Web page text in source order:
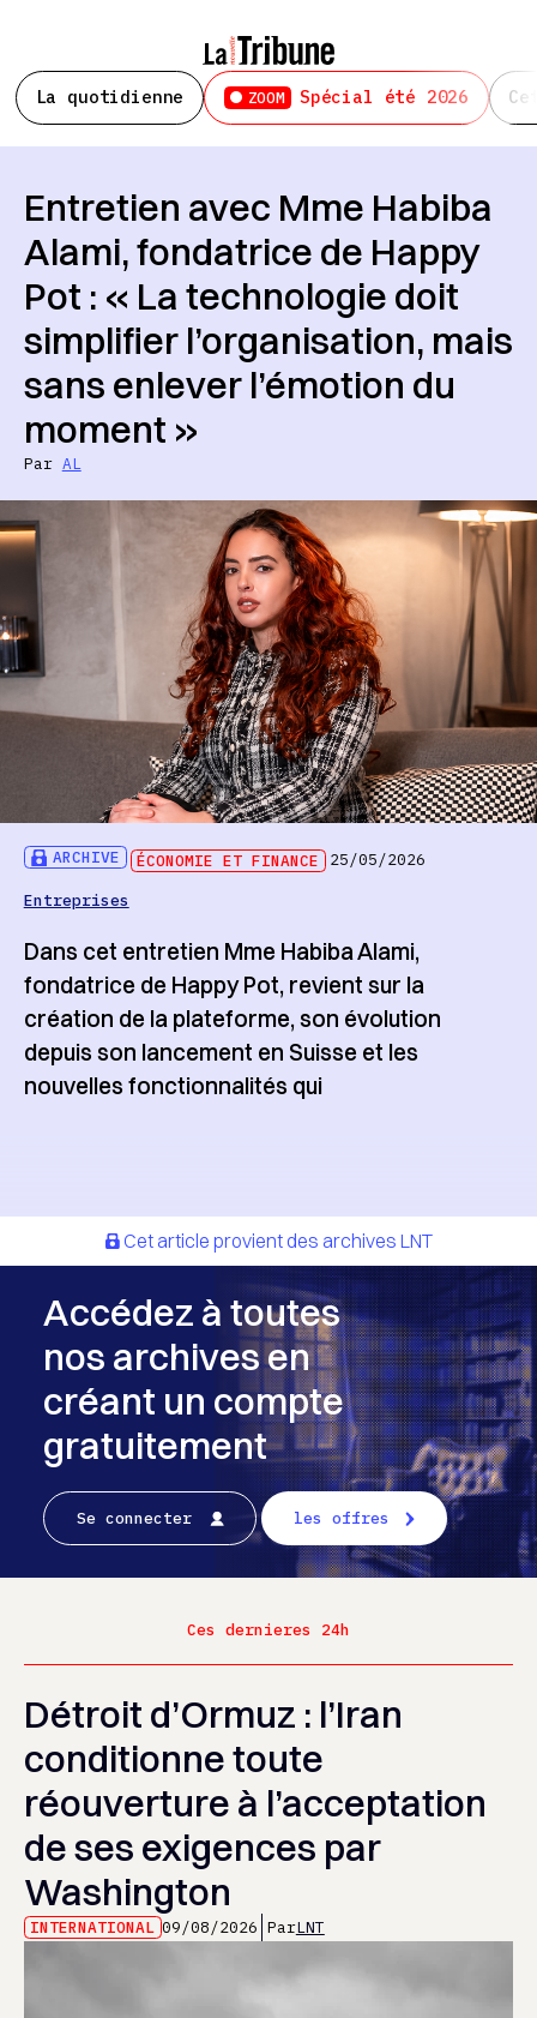
La quotidienne ZOOM Spécial été 2026
ARCHIVE ÉCONOMIE ET FINANCE
25/05/2026
Entreprises
Entretien avec Mme Habiba
Alami, fondatrice de Happy
Pot : « La technologie doit
simplifier l’organisation, mais
sans enlever l’émotion du
moment »
Par AL
Dans cet entretien Mme Habiba Alami,
fondatrice de Happy Pot, revient sur la
création de la plateforme, son évolution
depuis son lancement en Suisse et les
nouvelles fonctionnalités qui
Cet article provient des archives LNT
Accédez à toutes
nos archives en
créant un compte
gratuitement
Se connecter les offres
Ces dernieres 24h
Détroit d’Ormuz : l’Iran
conditionne toute
réouverture à l’acceptation
de ses exigences par
Washington
INTERNATIONAL 09/08/2026 ParLNT